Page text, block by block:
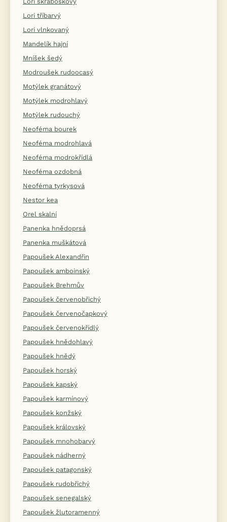
Lori tříbarvý
Lori vlnkovaný
Mandelík hajní
Mníšek šedý
Modroušek rudoocasý
Motýlek granátový
Motýlek modrohlavý
Motýlek rudouchý
Neoféma bourek
Neoféma modrohlavá
Neoféma modrokřídlá
Neoféma ozdobná
Neoféma tyrkysová
Nestor kea
Orel skalní
Panenka hnědoprsá
Panenka muškátová
Papoušek Alexandřin
Papoušek amboinský
Papoušek Brehmův
Papoušek červenobřichý
Papoušek červenočapkový
Papoušek červenokřídlý
Papoušek hnědohlavý
Papoušek hnědý
Papoušek horský
Papoušek kapský
Papoušek karmínový
Papoušek konžský
Papoušek královský
Papoušek mnohobarvý
Papoušek nádherný
Papoušek patagonský
Papoušek rudobřichý
Papoušek senegalský
Papoušek žlutoramenný